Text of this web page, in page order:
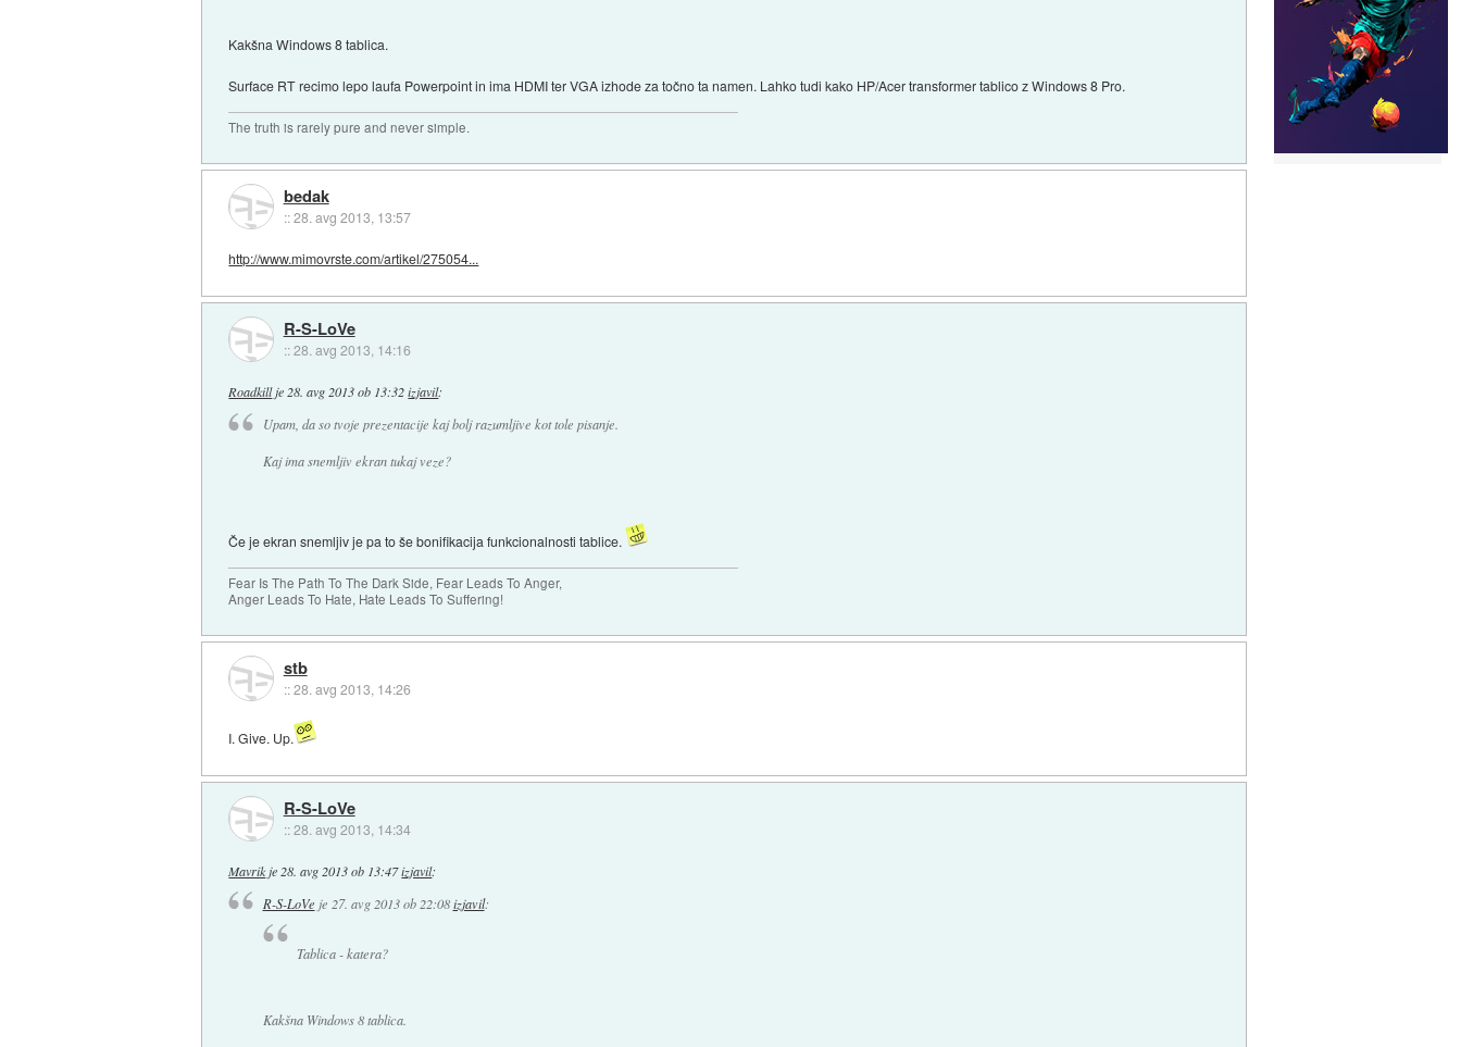
Kakšna Windows 8 tablica.
Surface RT recimo lepo laufa Powerpoint in ima HDMI ter VGA izhode za točno ta namen. Lahko tudi kako HP/Acer transformer tablico z Windows 8 Pro.
The truth is rarely pure and never simple.
bedak
::28. avg 2013, 13:57
http://www.mimovrste.com/artikel/275054...
R-S-LoVe
::28. avg 2013, 14:16
Roadkillje 28. avg 2013 ob 13:32 izjavil:
Upam, da so tvoje prezentacije kaj bolj razumljive kot tole pisanje.
Kaj ima snemljiv ekran tukaj veze?
Če je ekran snemljiv je pa to še bonifikacija funkcionalnosti tablice.
Fear Is The Path To The Dark Side, Fear Leads To Anger,
Anger Leads To Hate, Hate Leads To Suffering!
stb
::28. avg 2013, 14:26
I. Give. Up.
R-S-LoVe
::28. avg 2013, 14:34
Mavrikje 28. avg 2013 ob 13:47izjavil:
R-S-LoVe je 27. avg 2013 ob 22:08 izjavil:
Tablica - katera?
Kakšna Windows 8 tablica.